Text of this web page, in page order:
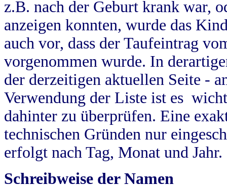
z.B. nach der Geburt krank war,
anzeigen konnten, wurde das
auch vor, dass der Taufeintrag
vorgenommen wurde. In
der derzeitigen aktuellen Seite -
Verwendung der Liste ist es
dahinter zu überprüfen. Eine
technischen Gründen nur
erfolgt nach Tag, Monat und Jahr.
Schreibweise der Namen